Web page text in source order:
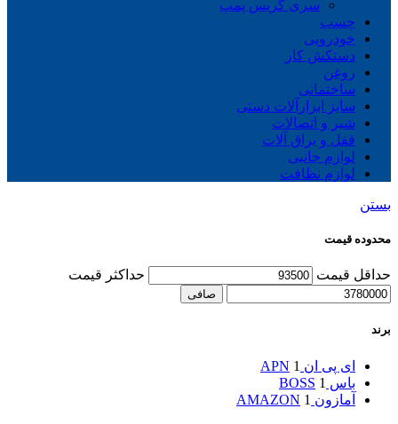
سری گریس پمپ
چسب
خودرویی
دستکش کار
روغن
ساختمانی
سایز ابزارآلات دستی
شیر و اتصالات
قفل و یراق آلات
لوازم جانبی
لوازم نظافت
بستن
محدوده قیمت
حداقل قیمت حداكثر قيمت
صافی
برند
ای پی ان APN 1
باس BOSS 1
آمازون AMAZON 1